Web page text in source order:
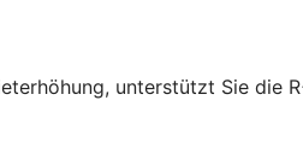
unterstützt Sie die